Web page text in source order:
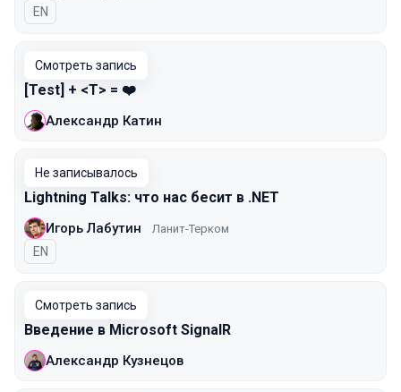
На английском языке
EN
Смотреть запись
[Test] + <T> = ❤️
Александр Катин
Не записывалось
Lightning Talks: что нас бесит в .NET
Игорь Лабутин Ланит-Терком
На английском языке
EN
Смотреть запись
Введение в Microsoft SignalR
Александр Кузнецов